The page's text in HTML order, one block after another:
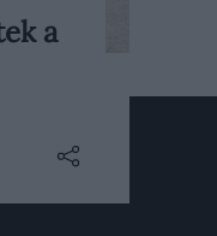
egy
is
a